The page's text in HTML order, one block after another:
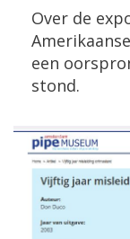
Over de
een
stond.